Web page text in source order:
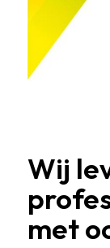
Wij
met